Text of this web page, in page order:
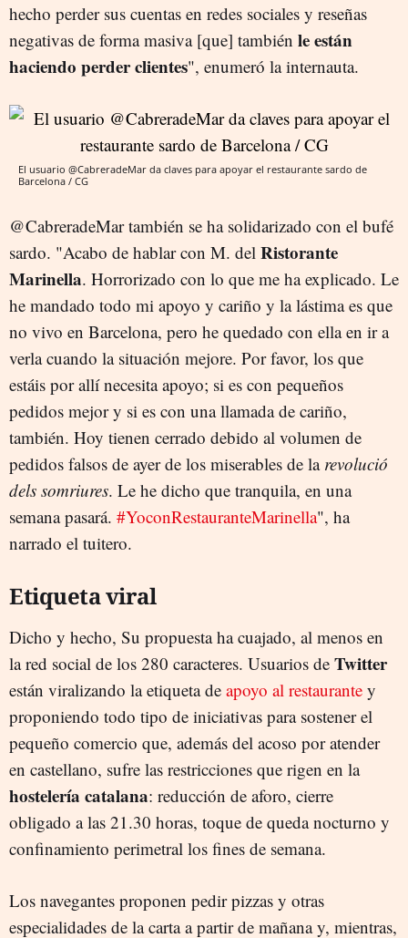
hecho perder sus cuentas en redes sociales y reseñas
negativas de forma masiva [que] también le están
haciendo perder clientes", enumeró la internauta.
El usuario @CabreradeMar da claves para apoyar el restaurante sardo de
Barcelona / CG
@CabreradeMar también se ha solidarizado con el bufé
sardo. "Acabo de hablar con M. del Ristorante
Marinella. Horrorizado con lo que me ha explicado. Le
he mandado todo mi apoyo y cariño y la lástima es que
no vivo en Barcelona, pero he quedado con ella en ir a
verla cuando la situación mejore. Por favor, los que
estáis por allí necesita apoyo; si es con pequeños
pedidos mejor y si es con una llamada de cariño,
también. Hoy tienen cerrado debido al volumen de
pedidos falsos de ayer de los miserables de la revolució
dels somriures. Le he dicho que tranquila, en una
semana pasará. #YoconRestauranteMarinella", ha
narrado el tuitero.
Etiqueta viral
Dicho y hecho, Su propuesta ha cuajado, al menos en
la red social de los 280 caracteres. Usuarios de Twitter
están viralizando la etiqueta de apoyo al restaurante y
proponiendo todo tipo de iniciativas para sostener el
pequeño comercio que, además del acoso por atender
en castellano, sufre las restricciones que rigen en la
hostelería catalana: reducción de aforo, cierre
obligado a las 21.30 horas, toque de queda nocturno y
confinamiento perimetral los fines de semana.
Los navegantes proponen pedir pizzas y otras
especialidades de la carta a partir de mañana y, mientras,